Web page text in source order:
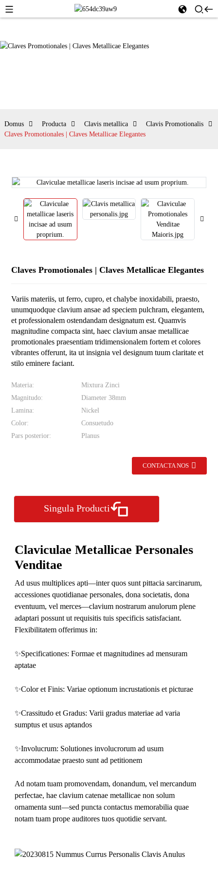
Domus Producta Clavis metallica
Clavis Promotionalis
Claves Promotionales | Claves Metallicae Elegantes
Claves Promotionales | Claves Metallicae Elegantes
Variis materiis, ut ferro, cupro, et chalybe inoxidabili, praesto,
unumquodque clavium ansae ad speciem pulchram, elegantem,
et professionalem ostendandam designatum est. Quamvis
magnitudine compacta sint, haec clavium ansae metallicae
promotionales praesentiam tridimensionalem fortem et colores
vibrantes offerunt, ita ut insignia vel designum tuum claritate et
stilo eminere faciant.
Materia:
Mixtura Zinci
Magnitudo:
Diameter 38mm
Lamina:
Nickel
Color:
Consuetudo
Pars posterior:
Planus
CONTACTA NOS
Singula Producti
Claviculae Metallicae Personales
Venditae
Ad usus multiplices apti—inter quos sunt pittacia sarcinarum,
accessiones quotidianae personales, dona societatis, dona
eventuum, vel merces—clavium nostrarum anulorum plene
adaptari possunt ut requisitis tuis specificis satisfaciant.
Flexibilitatem offerimus in:
✨Specificationes: Formae et magnitudines ad mensuram
aptatae
✨Color et Finis: Variae optionum incrustationis et picturae
✨Crassitudo et Gradus: Varii gradus materiae ad varia
sumptus et usus aptandos
✨Involucrum: Solutiones involucrorum ad usum
accommodatae praesto sunt ad petitionem
Ad notam tuam promovendam, donandum, vel mercandum
perfectae, hae clavium catenae metallicae non solum
ornamenta sunt—sed puncta contactus memorabilia quae
notam tuam prope auditores tuos quotidie servant.